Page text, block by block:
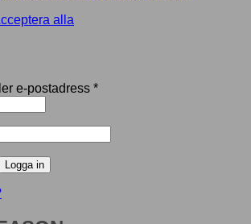
alla
e-postadress *Obligatoriskt
Logga in